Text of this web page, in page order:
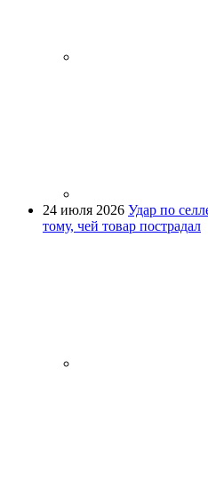
24 июля 2026 Удар по
тому, чей товар пострадал